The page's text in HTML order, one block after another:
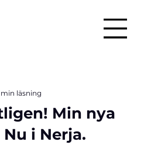
Min nya
Nu i Nerja.
läsning